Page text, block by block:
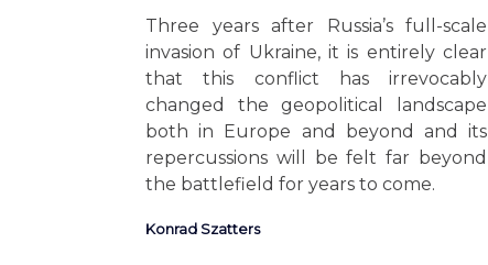
Three years after Russia’s full-scale
invasion of Ukraine, it is entirely clear
that this conflict has irrevocably
changed the geopolitical landscape
both in Europe and beyond and its
repercussions will be felt far beyond
the battlefield for years to come.
Konrad Szatters